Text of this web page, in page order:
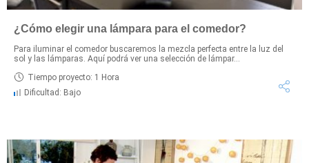
¿Cómo elegir una lámpara para el comedor?
Para iluminar el comedor buscaremos la mezcla perfecta entre la luz del
sol y las lámparas. Aquí podrá ver una selección de lámpar...
Tiempo proyecto: 1 Hora
Dificultad: Bajo